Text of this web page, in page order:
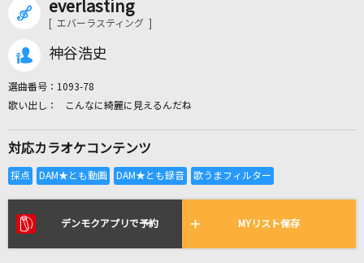
全国りれき
リアルタイムで歌われている曲の一覧
everlasting
[ エバーラスティング ]
神谷浩史
選曲番号： 1093-78
こんなに綺麗に見えるんだね
対応カラオケコンテンツ
デンモクアプリで予約 MYリスト保存